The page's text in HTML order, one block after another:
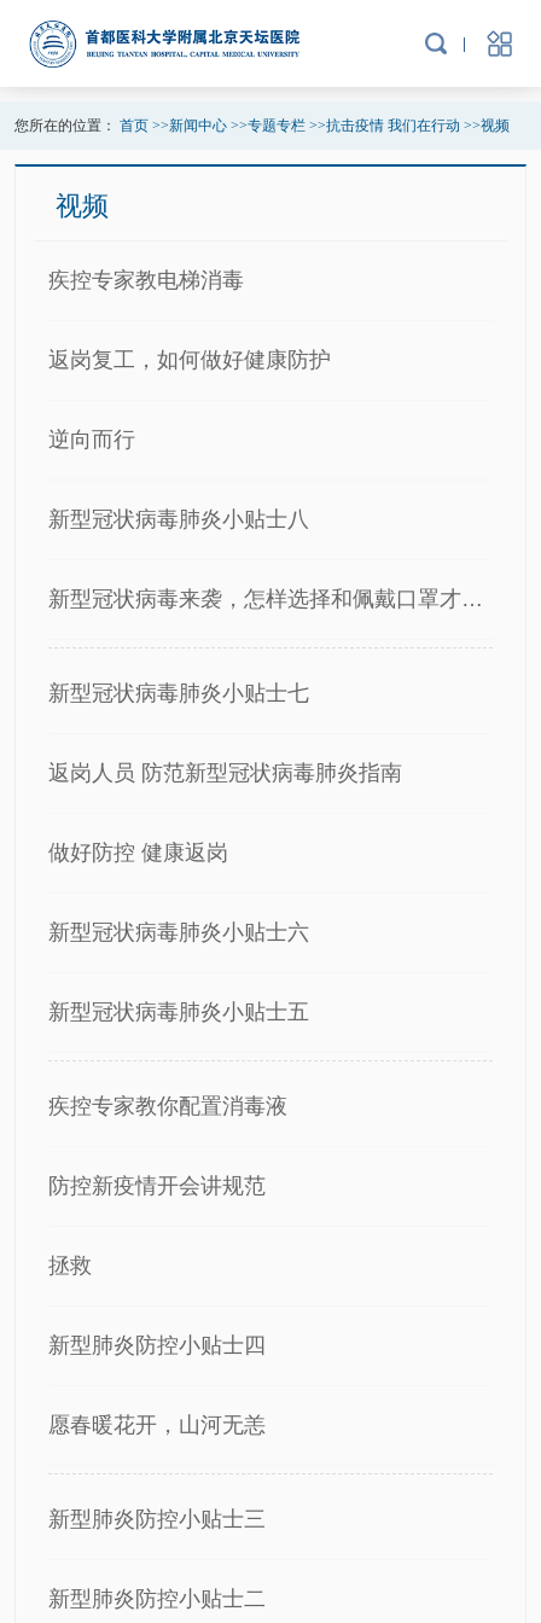
您所在的位置： 首页>>新闻中心>>专题专栏>>抗击疫情 我们在行动 >>视频
视频
疾控专家教电梯消毒
返岗复工，如何做好健康防护
逆向而行
新型冠状病毒肺炎小贴士八
新型冠状病毒来袭，怎样选择和佩戴口罩才能保护好自己呢？
新型冠状病毒肺炎小贴士七
返岗人员 防范新型冠状病毒肺炎指南
做好防控 健康返岗
新型冠状病毒肺炎小贴士六
新型冠状病毒肺炎小贴士五
疾控专家教你配置消毒液
防控新疫情开会讲规范
拯救
新型肺炎防控小贴士四
愿春暖花开，山河无恙
新型肺炎防控小贴士三
新型肺炎防控小贴士二